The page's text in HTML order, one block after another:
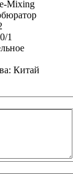
Mixing
1
Китай